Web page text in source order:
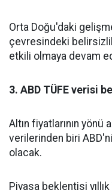
Orta Doğu'daki
çevresindeki
etkili olmaya devam
3. ABD TÜFE verisi
Altın fiyatlarının yönü
verilerinden biri
olacak.
Piyasa beklentisi